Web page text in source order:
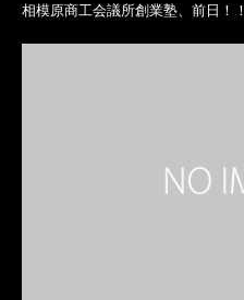
相模原商工会議所創業塾、前日！！